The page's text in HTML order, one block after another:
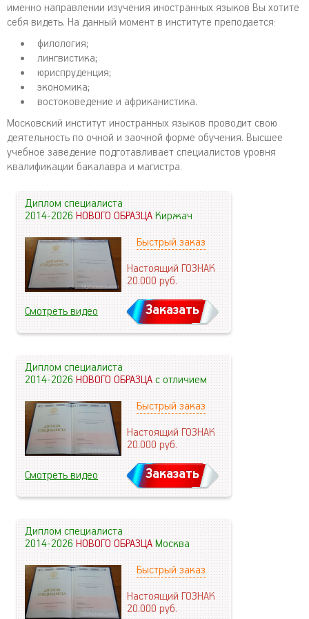
именно направлении изучения иностранных языков Вы хотите
себя видеть. На данный момент в институте преподается:
филология;
лингвистика;
юриспруденция;
экономика;
востоковедение и африканистика.
Московский институт иностранных языков проводит свою
деятельность по очной и заочной форме обучения. Высшее
учебное заведение подготавливает специалистов уровня
квалификации бакалавра и магистра.
Диплом специалиста
2014-2026НОВОГО ОБРАЗЦАКиржач
Быстрый заказ
Настоящий ГОЗНАК
20.000руб.
Смотреть видео Заказать
Диплом специалиста
2014-2026НОВОГО ОБРАЗЦАс отличием
Быстрый заказ
Настоящий ГОЗНАК
20.000руб.
Смотреть видео Заказать
Диплом специалиста
2014-2026НОВОГО ОБРАЗЦАМосква
Быстрый заказ
Настоящий ГОЗНАК
20.000руб.